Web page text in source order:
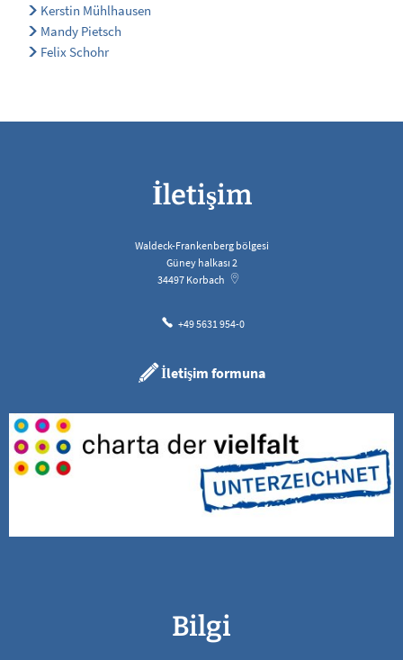
Kerstin Mühlhausen
Mandy Pietsch
Felix Schohr
İletişim
Waldeck-Frankenberg bölgesi
Güney halkası 2
34497 Korbach
+49 5631 954-0
İletişim formuna
Bilgi